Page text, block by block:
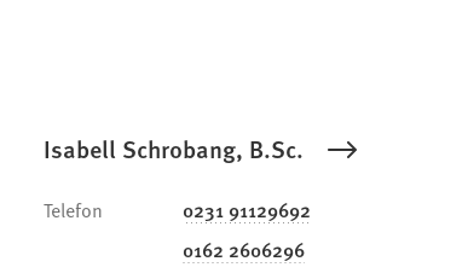
Isabell Schrobang, B.Sc.
Telefon
0231 91129692
0162 2606296